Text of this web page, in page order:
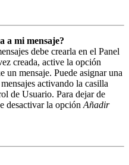
a mi mensaje?
debe crearla en el Panel
creada, active la opción
un mensaje. Puede asignar una
activando la casilla
de Usuario. Para dejar de
desactivar la opción Añadir